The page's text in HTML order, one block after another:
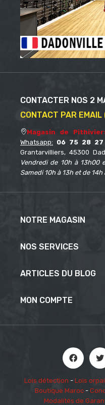
CONTACTER NOS 2
CONTACT PAR
Magasin de
Whatsapp: 06 75 28 27
Grantarvilliers, 45300
Vendredi de 10h à 13h00
Samedi 10h à 13h et de 14h
NOTRE MAGASIN
NOS SERVICES
ARTICLES DU BLOG
MON COMPTE
Lois détection - Lois
Boutique Maroc -
Modalités de